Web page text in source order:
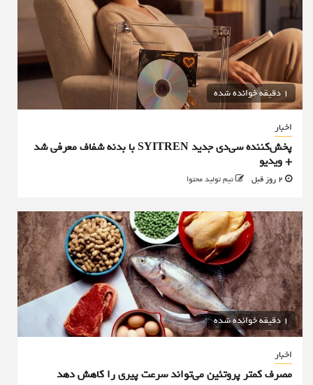
1 دقیقه خوانده شده
اخبار
پخش‌کننده سی‌دی جدید SYITREN با بدنه شفاف معرفی شد
+ ویدیو
تیم تولید محتوا
1 دقیقه خوانده شده
اخبار
مصرف کمتر پروتئین می‌تواند سرعت پیری را کاهش دهد